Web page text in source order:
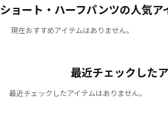
ショート・ハーフパンツの人気ア
現在おすすめアイテムはありません。
最近チェックした
最近チェックしたアイテムはありません。